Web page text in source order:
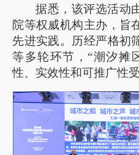
据悉，该评选活动
院等权威机构主办，旨
先进实践。历经严格初
等多轮环节，“潮汐摊
性、实效性和可推广性